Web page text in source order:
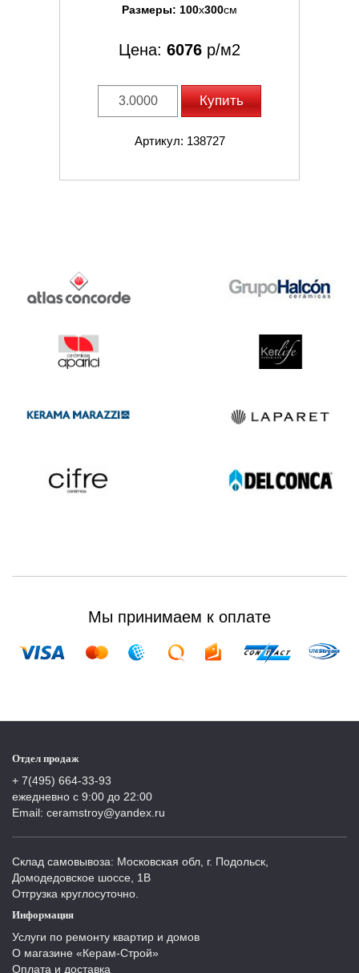
Размеры: 100x300см
Цена: 6076 р/м2
Купить
Артикул: 138727
Мы принимаем к оплате
Отдел продаж
+ 7(495) 664-33-93
ежедневно с 9:00 до 22:00
Email: ceramstroy@yandex.ru
Склад самовывоза: Московская обл, г. Подольск,
Домодедовское шоссе, 1В
Отгрузка круглосуточно.
Информация
Услуги по ремонту квартир и домов
О магазине «Керам-Строй»
Оплата и доставка